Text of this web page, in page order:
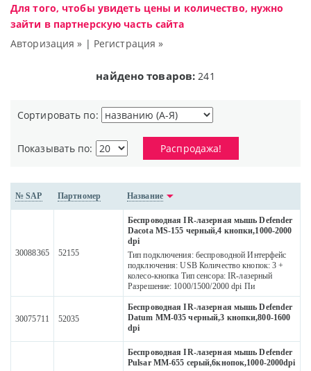
Для того, чтобы увидеть цены и количество, нужно
зайти в партнерскую часть сайта
Авторизация » | Регистрация »
найдено товаров: 241
Сортировать по:
Показывать по: Распродажа!
№ SAP Партномер Название
30088365 52155
Беспроводная IR-лазерная мышь Defender
Dacota MS-155 черный,4 кнопки,1000-2000
dpi
Тип подключения: беспроводной Интерфейс
подключения: USB Количество кнопок: 3 +
колесо-кнопка Тип сенсора: IR-лазерный
Разрешение: 1000/1500/2000 dpi Пи
30075711 52035
Беспроводная IR-лазерная мышь Defender
Datum MM-035 черный,3 кнопки,800-1600
dpi
Беспроводная IR-лазерная мышь Defender
Pulsar MM-655 серый,6кнопок,1000-2000dpi